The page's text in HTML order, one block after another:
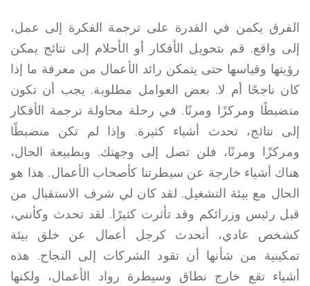
الفرق يكمن في القدرة على ترجمة الفكرة إلى عمل،
إلى واقع. قم بتحويل الأفكار أو الأحلام إلى نتائج يمكن
رؤيتها وقياسها حتى يتمكن رائد الأعمال من معرفة ما إذا
كان ناجحًا أم لا. بعض العوامل مطلوبة. يجب أن تكون
منضبطًا ومركزًا ومرنًا. في رحلة محاولة ترجمة الأفكار
إلى نتائج، تحدث أشياء كثيرة. وإذا لم تكن منضبطًا
ومركزًا ومرنًا، فلن تصل إلى وجهتك. وبطبيعة الحال،
هناك أشياء خارجة عن سيطرتنا كأصحاب الأعمال. هذا هو
الحال مع بيئة التشغيل. لقد كان لي شرف الاستقبال من
قبل رئيس وزرائكم وقد تأثرت كثيرًا. لقد تحدث وكأنني،
كشخص عادي، أتحدث كرجل أعمال عن خلق بيئة
تمكينية من شأنها أن تقود الشركات إلى النجاح. هذه
أشياء تقع خارج نطاق وسيطرة رواد الأعمال، ولكنها